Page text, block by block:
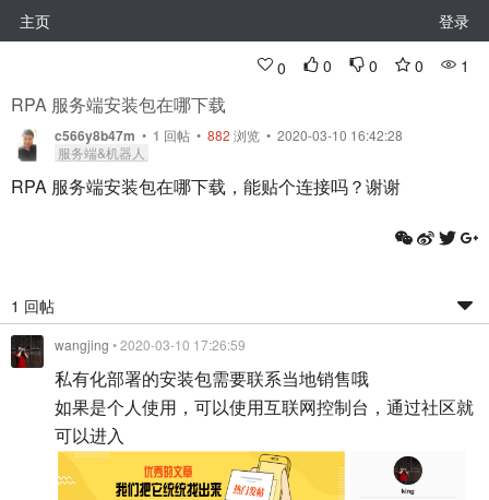
主页 登录
0 0 0 0 1
RPA 服务端安装包在哪下载
c566y8b47m • 1 回帖 • 882 浏览 • 2020-03-10 16:42:28
服务端&机器人
RPA 服务端安装包在哪下载，能贴个连接吗？谢谢
1 回帖
wangjing • 2020-03-10 17:26:59
私有化部署的安装包需要联系当地销售哦
如果是个人使用，可以使用互联网控制台，通过社区就
可以进入